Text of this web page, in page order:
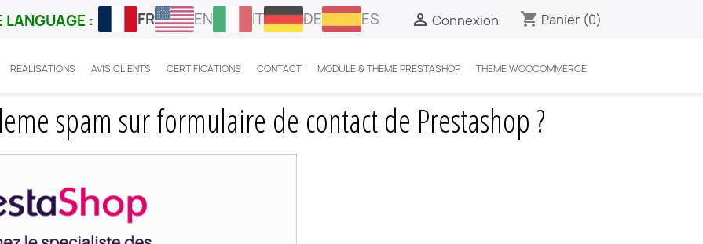
LANGUAGE : FR EN IT DE ES  Connexion shopping_cart Panier (0)
RÉALISATIONS AVIS CLIENTS CERTIFICATIONS CONTACT MODULE & THEME PRESTASHOP THEME WOOCOMMERCE
spam sur formulaire de contact de Prestashop ?